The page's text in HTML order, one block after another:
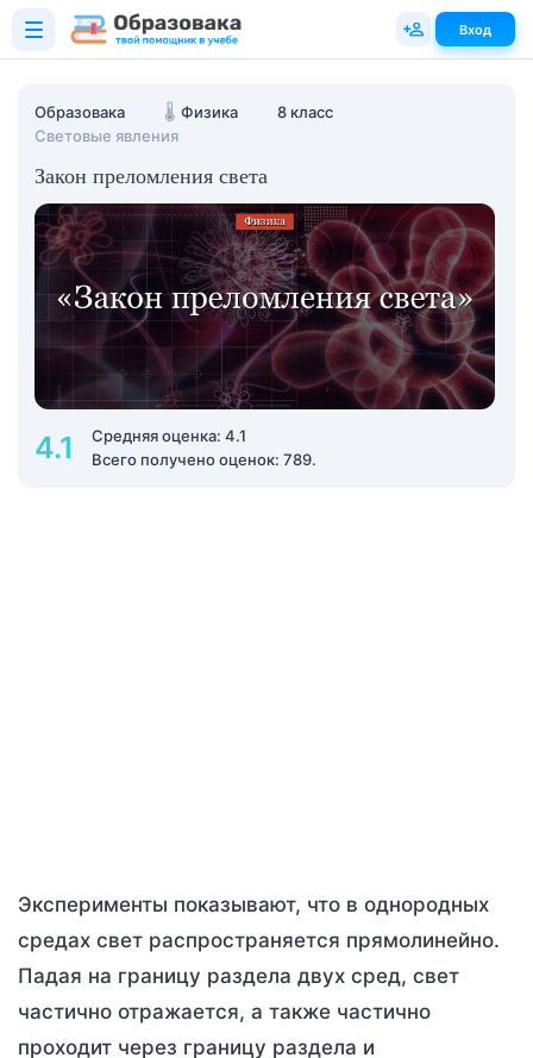
Образовака 🌡️ Физика
8 класс
Световые явления
Закон преломления света
4.1
Средняя оценка: 4.1
Всего получено оценок: 789.
Эксперименты показывают, что в однородных
средах свет распространяется прямолинейно.
Падая на границу раздела двух сред, свет
частично отражается, а также частично
проходит через границу раздела и
Вход